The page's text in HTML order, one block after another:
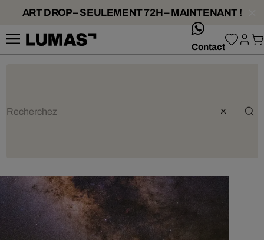
ART DROP – SEULEMENT 72H – MAINTENANT !
Contact